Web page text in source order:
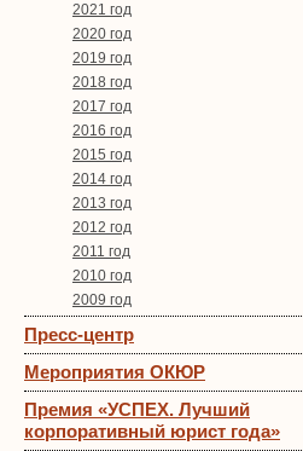
2021 год
2020 год
2019 год
2018 год
2017 год
2016 год
2015 год
2014 год
2013 год
2012 год
2011 год
2010 год
2009 год
Пресс-центр
Мероприятия ОКЮР
Премия «УСПЕХ. Лучший
корпоративный юрист года»